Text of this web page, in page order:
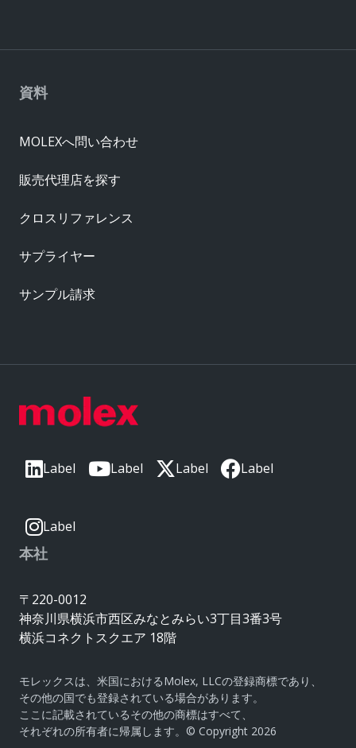
Label Label Label Label
Label
本社
〒220-0012
神奈川県横浜市西区みなとみらい3丁目3番3号
横浜コネクトスクエア 18階
モレックスは、米国におけるMolex, LLCの登録商標であり、
その他の国でも登録されている場合があります。
ここに記載されているその他の商標はすべて、
それぞれの所有者に帰属します。© Copyright 2026
資料
MOLEXへ問い合わせ
販売代理店を探す
クロスリファレンス
サプライヤー
サンプル請求